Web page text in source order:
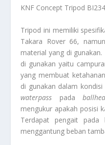
KNF Concept Tripod
Tripod ini memiliki
Takara Rover 66,
material yang di
di gunakan yaitu
yang membuat
di gunakan dalam
waterpass pada
mengukur apakah posisi
Terdapat pengait
menggantung beban